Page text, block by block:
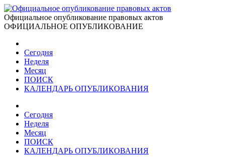
Официальное опубликование правовых актов
ОФИЦИАЛЬНОЕ ОПУБЛИКОВАНИЕ
Сегодня
Неделя
Месяц
ПОИСК
КАЛЕНДАРЬ ОПУБЛИКОВАНИЯ
Сегодня
Неделя
Месяц
ПОИСК
КАЛЕНДАРЬ ОПУБЛИКОВАНИЯ